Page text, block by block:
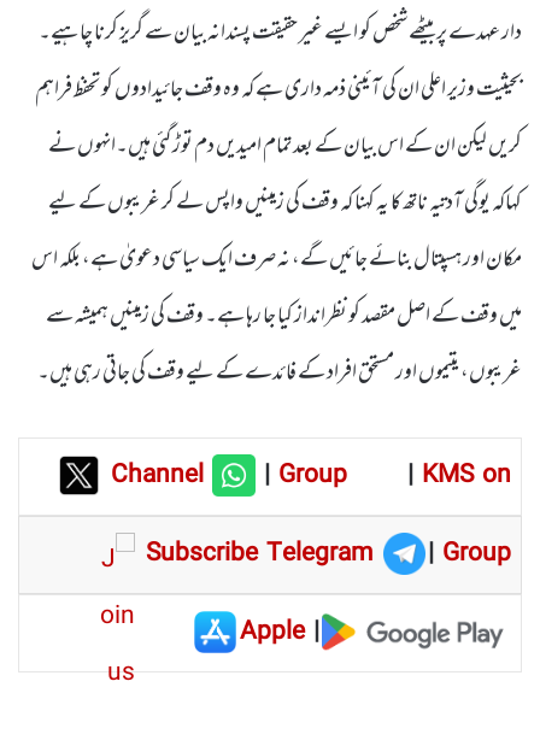
دار عہدے پر بیٹھے شخص کو ایسے غیر حقیقت پسندانہ بیان سے گریز کرنا چاہیے۔
بحیثیت وزیر اعلی ان کی آئینی ذمہ داری ہے کہ وہ وقف جائیدادوں کو تحفظ فراہم
کریں لیکن ان کے اس بیان کے بعد تمام امیدیں دم توڑ گئی ہیں۔انہوں نے
کہاکہ یوگی آدتیہ ناتھ کا یہ کہنا کہ وقف کی زمینیں واپس لے کر غریبوں کے لیے
مکان اور ہسپتال بنائے جائیں گے، نہ صرف ایک سیاسی دعویٰ ہے، بلکہ اس
میں وقف کے اصل مقصد کو نظرانداز کیا جا رہا ہے۔ وقف کی زمینیں ہمیشہ سے
غریبوں، یتیموں اور مستحق افراد کے فائدے کے لیے وقف کی جاتی رہی ہیں۔
Channel |Group | KMS on
Subscribe Telegram
| Group
|
Apple